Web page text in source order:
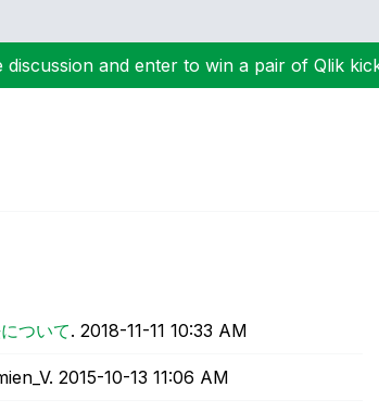
and enter to win a pair of Qlik
ついて. ‎2018-11-11 10:33 AM
‎2015-10-13 11:06 AM